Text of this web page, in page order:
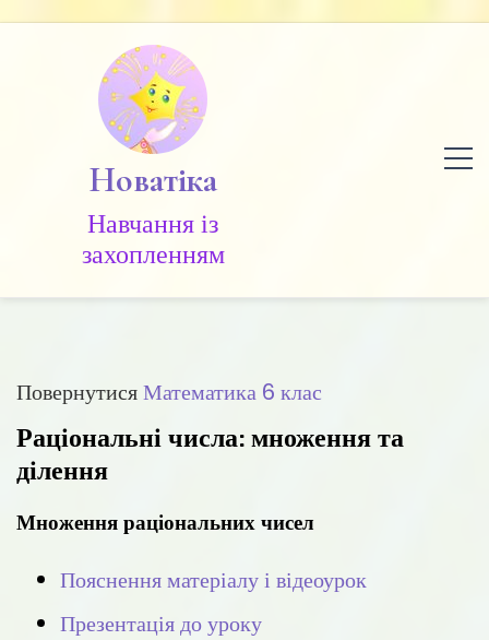
Новатіка
Навчання із
захопленням
ПовернутисяМатематика 6 клас
Раціональні числа: множення та
ділення
Множення раціональних чисел
Пояснення матеріалу і відеоурок
Презентація до уроку